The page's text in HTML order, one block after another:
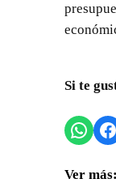
Si te
Compartir
Ver más: